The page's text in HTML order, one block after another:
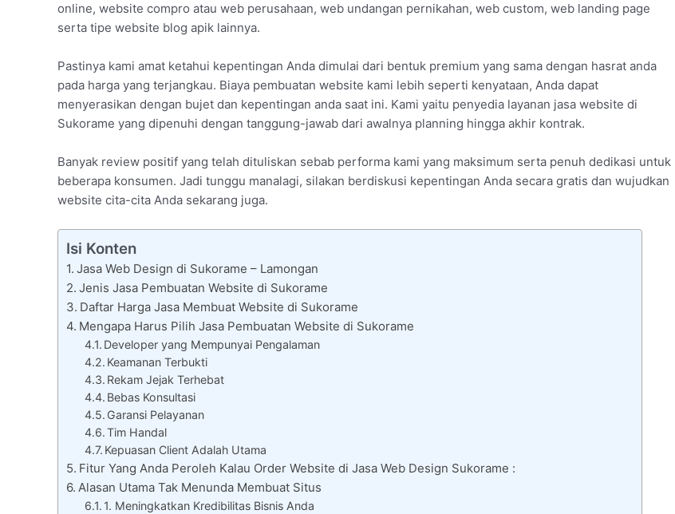
online, website compro atau web perusahaan, web undangan pernikahan, web custom, web landing page
serta tipe website blog apik lainnya.
Pastinya kami amat ketahui kepentingan Anda dimulai dari bentuk premium yang sama dengan hasrat anda
pada harga yang terjangkau. Biaya pembuatan website kami lebih seperti kenyataan, Anda dapat
menyerasikan dengan bujet dan kepentingan anda saat ini. Kami yaitu penyedia layanan jasa website di
Sukorame yang dipenuhi dengan tanggung-jawab dari awalnya planning hingga akhir kontrak.
Banyak review positif yang telah dituliskan sebab performa kami yang maksimum serta penuh dedikasi untuk
beberapa konsumen. Jadi tunggu manalagi, silakan berdiskusi kepentingan Anda secara gratis dan wujudkan
website cita-cita Anda sekarang juga.
Isi Konten
Jasa Web Design di Sukorame – Lamongan
Jenis Jasa Pembuatan Website di Sukorame
Daftar Harga Jasa Membuat Website di Sukorame
Mengapa Harus Pilih Jasa Pembuatan Website di Sukorame
Developer yang Mempunyai Pengalaman
Keamanan Terbukti
Rekam Jejak Terhebat
Bebas Konsultasi
Garansi Pelayanan
Tim Handal
Kepuasan Client Adalah Utama
Fitur Yang Anda Peroleh Kalau Order Website di Jasa Web Design Sukorame :
Alasan Utama Tak Menunda Membuat Situs
1. Meningkatkan Kredibilitas Bisnis Anda